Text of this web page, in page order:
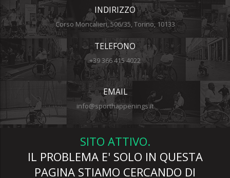
INDIRIZZO
Corso Moncalieri, 506/35, Torino, 10133
TELEFONO
+39 366 415 4022
EMAIL
info@sporthappenings.it
SITO ATTIVO.
IL PROBLEMA E' SOLO IN QUESTA
PAGINA STIAMO CERCANDO DI